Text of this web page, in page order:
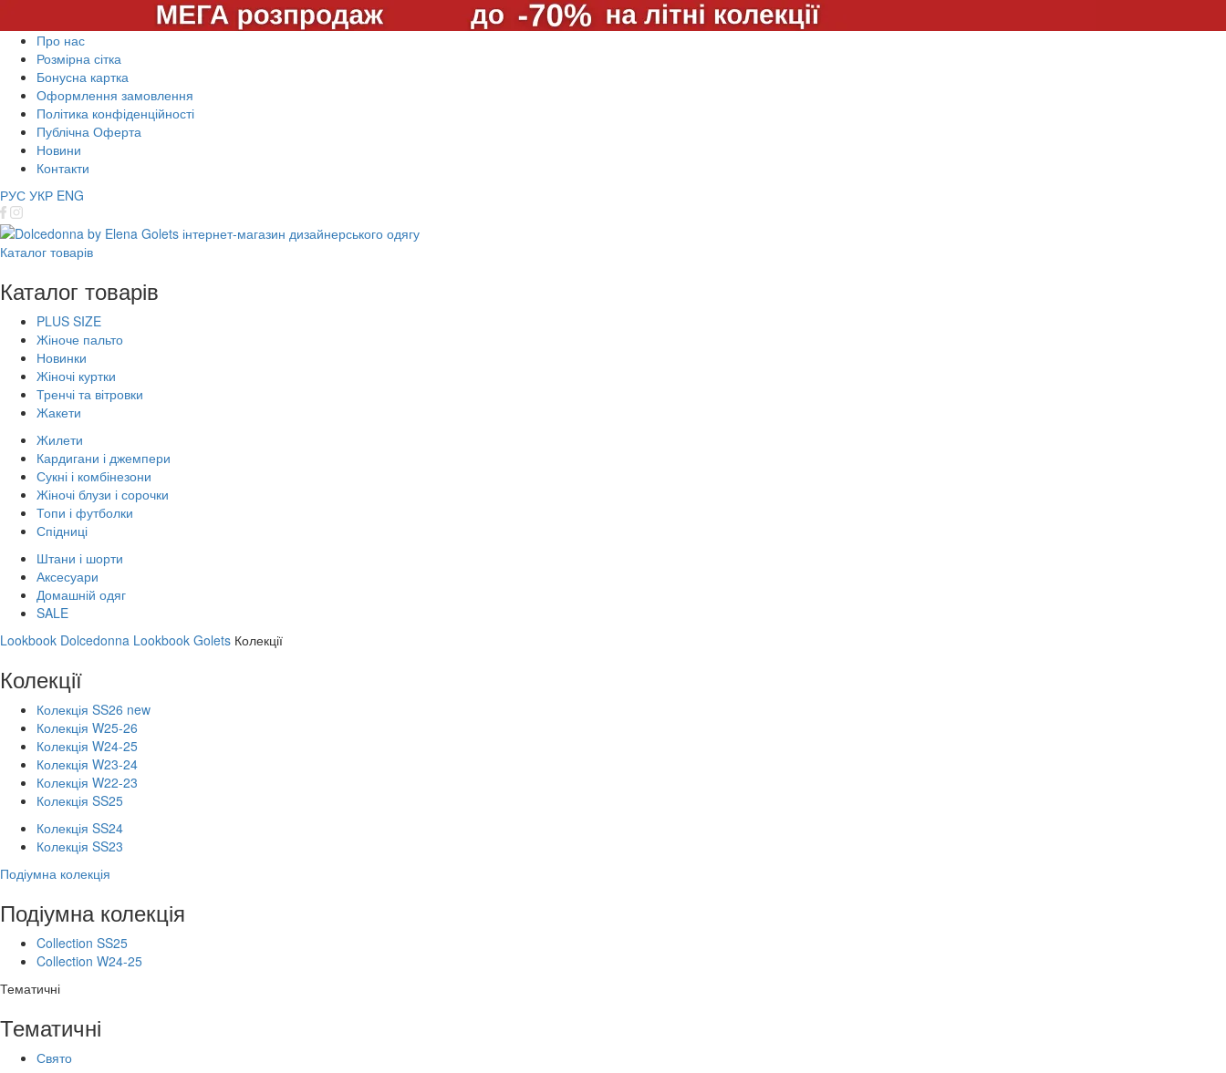
Про нас
Розмірна сітка
Бонусна картка
Оформлення замовлення
Політика конфіденційності
Публічна Оферта
Новини
Контакти
РУС УКР ENG
Каталог товарів
Каталог товарів
PLUS SIZE
Жіноче пальто
Новинки
Жіночі куртки
Тренчі та вітровки
Жакети
Жилети
Кардигани і джемпери
Сукні і комбінезони
Жіночі блузи і сорочки
Топи і футболки
Спідниці
Штани і шорти
Аксесуари
Домашній одяг
SALE
Lookbook Dolcedonna Lookbook Golets Колекції
Колекції
Колекція SS26 new
Колекція W25-26
Колекція W24-25
Колекція W23-24
Колекція W22-23
Колекція SS25
Колекція SS24
Колекція SS23
Подіумна колекція
Подіумна колекція
Collection SS25
Collection W24-25
Тематичні
Тематичні
Свято